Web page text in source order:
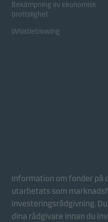
Bekämpning av ekonomisk
brottslighet
Whistleblowing
Information om fonder på
utarbetats som
investeringsrådgivning.
dina rådgivare innan du